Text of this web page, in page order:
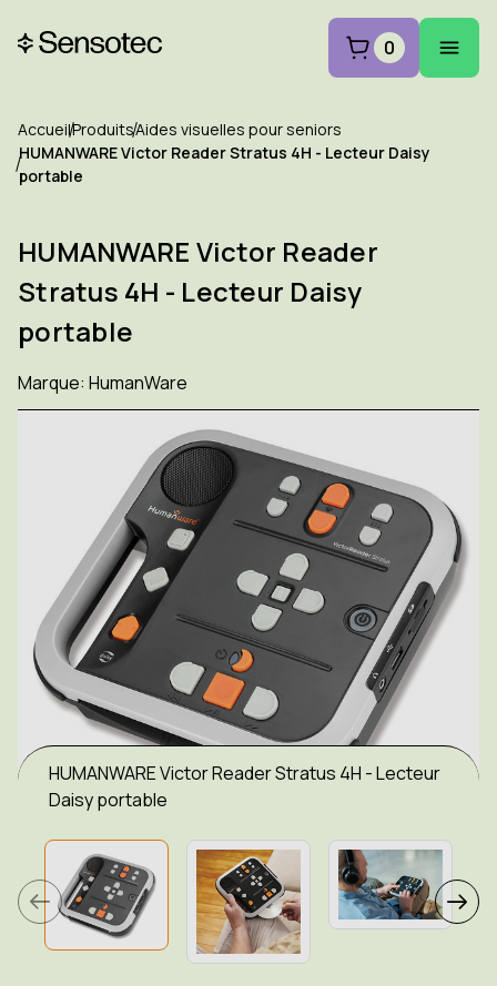
0
AccueilProduitsAides visuelles pour seniors
HUMANWARE Victor Reader Stratus 4H - Lecteur Daisy
portable
HUMANWARE Victor Reader
Stratus 4H - Lecteur Daisy
portable
Marque: HumanWare
HUMANWARE Victor Reader Stratus 4H - Lecteur
Daisy portable